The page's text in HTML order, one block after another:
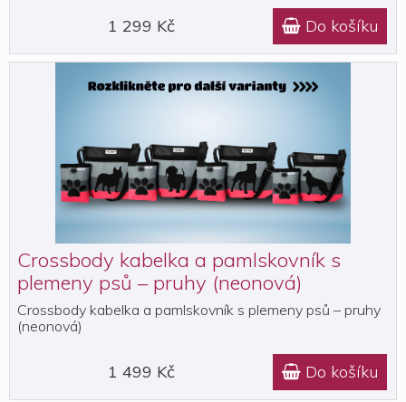
1 299 Kč  Do košíku
Crossbody kabelka a pamlskovník s
plemeny psů – pruhy (neonová)
Crossbody kabelka a pamlskovník s plemeny psů – pruhy
(neonová)
1 499 Kč  Do košíku